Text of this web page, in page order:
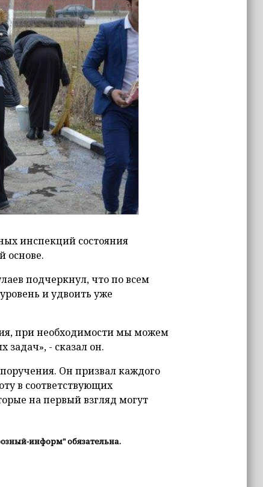
инспекций состояния
основе.
подчеркнул, что по всем
и удвоить уже
при необходимости мы можем
задач», - сказал он.
Он призвал каждого
в соответствующих
на первый взгляд могут
информ" обязательна.